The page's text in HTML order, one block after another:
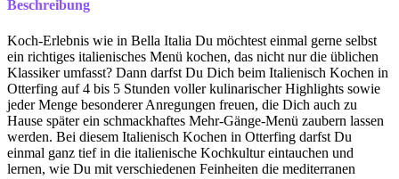
Beschreibung
Koch-Erlebnis wie in Bella Italia Du möchtest einmal gerne selbst
ein richtiges italienisches Menü kochen, das nicht nur die üblichen
Klassiker umfasst? Dann darfst Du Dich beim Italienisch Kochen in
Otterfing auf 4 bis 5 Stunden voller kulinarischer Highlights sowie
jeder Menge besonderer Anregungen freuen, die Dich auch zu
Hause später ein schmackhaftes Mehr-Gänge-Menü zaubern lassen
werden. Bei diesem Italienisch Kochen in Otterfing darfst Du
einmal ganz tief in die italienische Kochkultur eintauchen und
lernen, wie Du mit verschiedenen Feinheiten die mediterranen